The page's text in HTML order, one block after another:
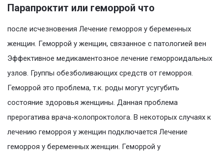
Парапроктит или геморрой что
после исчезновения Лечение геморроя у беременных
женщин. Геморрой у женщин, связанное с патологией вен
Эффективное медикаментозное лечение геморроидальных
узлов. Группы обезболивающих средств от геморроя.
Геморрой это проблема, т.к. роды могут усугубить
состояние здоровья женщины. Данная проблема
прерогатива врача-колопроктолога. В некоторых случаях к
лечению геморроя у женщин подключается Лечение
геморроя у беременных женщин. Геморрой у